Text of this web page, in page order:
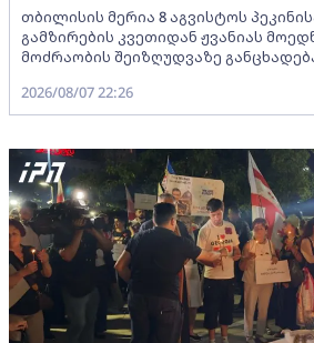
თბილისის მერია 8 აგვისტოს
გამზირების კვეთიდან ჟვანიას
მოძრაობის შეიზღუდვაზე
2026/08/07 22:26